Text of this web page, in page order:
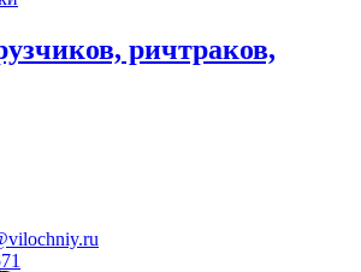
ричтраков,